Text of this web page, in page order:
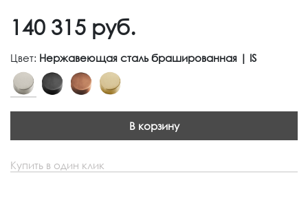
140 315 руб.
Цвет: Нержавеющая сталь брашированная | IS
В корзину
Купить в один клик